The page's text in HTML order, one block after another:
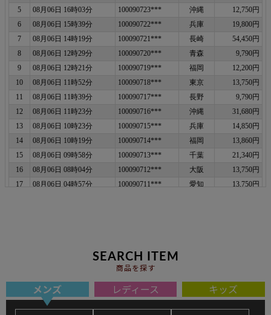
SEARCH ITEM
商品を探す
メンズ レディース キッズ